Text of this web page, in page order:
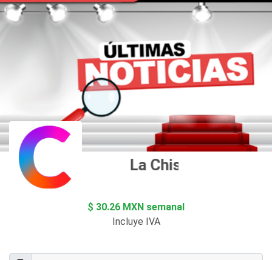
La Chismosa
$ 30.26 MXN semanal
Incluye IVA